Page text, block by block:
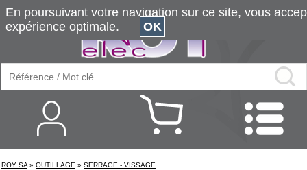
ROY SA » OUTILLAGE » SERRAGE - VISSAGE
En poursuivant votre navigation sur ce site, vous
expérience optimale.
OK